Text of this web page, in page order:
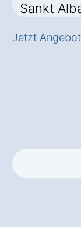
Sankt
Jetzt